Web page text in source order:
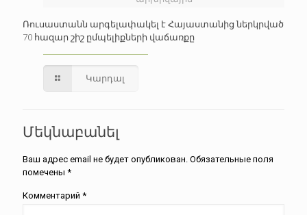
Ռուսաստանն արգելափակել է Հայաստանից ներկրված
70 հազար շիշ ըմպելիքների վաճառքը
Կարդալ
Մեկնաբանել
Ваш адрес email не будет опубликован. Обязательные поля
помечены *
Комментарий *